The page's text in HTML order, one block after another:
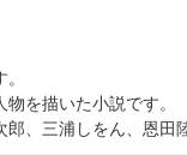
を描いた小説です。
、三浦しをん、恩田